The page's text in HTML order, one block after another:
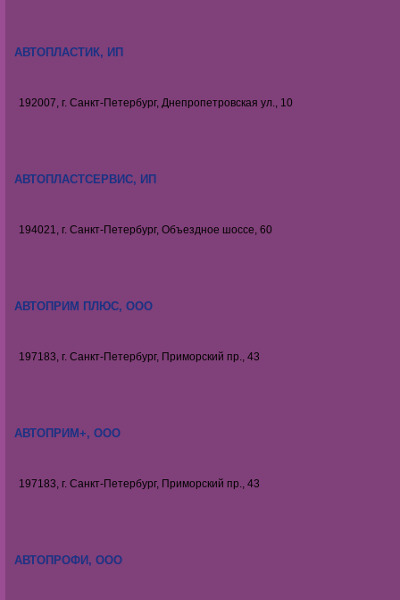
АВТОПЛАСТИК, ИП
192007, г. Санкт-Петербург, Днепропетровская ул., 10
АВТОПЛАСТСЕРВИС, ИП
194021, г. Санкт-Петербург, Объездное шоссе, 60
АВТОПРИМ ПЛЮС, ООО
197183, г. Санкт-Петербург, Приморский пр., 43
АВТОПРИМ+, ООО
197183, г. Санкт-Петербург, Приморский пр., 43
АВТОПРОФИ, ООО